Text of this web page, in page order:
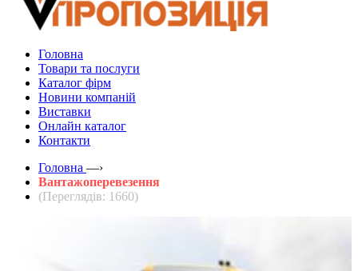
Головна
Товари та послуги
Каталог фірм
Новини компаній
Виставки
Онлайн каталог
Контакти
Головна —›
Вантажоперевезення
(Переглядів: 1660)